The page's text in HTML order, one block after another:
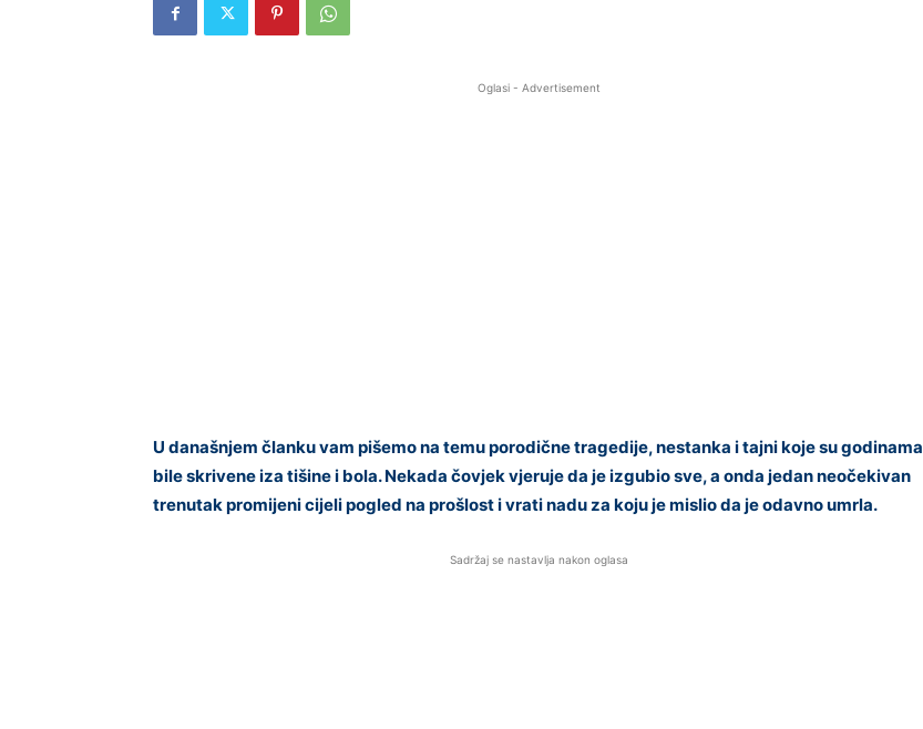
Oglasi - Advertisement
U današnjem članku vam pišemo na temu porodične tragedije, nestanka i tajni koje su godinama
bile skrivene iza tišine i bola. Nekada čovjek vjeruje da je izgubio sve, a onda jedan neočekivan
trenutak promijeni cijeli pogled na prošlost i vrati nadu za koju je mislio da je odavno umrla.
Sadržaj se nastavlja nakon oglasa